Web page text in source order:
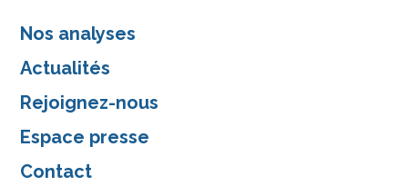
Nos analyses
Actualités
Rejoignez-nous
Espace presse
Contact